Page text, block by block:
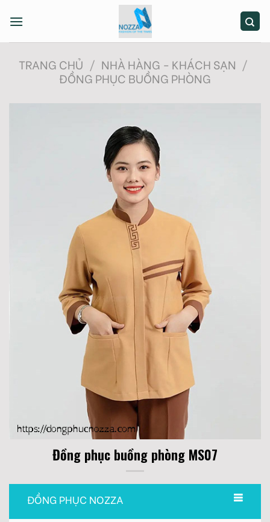
TRANG CHỦ / NHÀ HÀNG - KHÁCH SẠN /
ĐỒNG PHỤC BUỒNG PHÒNG
Đồng phục buồng phòng MS07
ĐỒNG PHỤC NOZZA